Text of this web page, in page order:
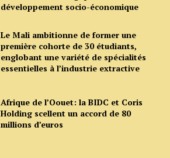
développement socio-économique
Le Mali ambitionne de former une
première cohorte de 30 étudiants,
englobant une variété de spécialités
essentielles à l’industrie extractive
Afrique de l’Oouet: la BIDC et Coris
Holding scellent un accord de 80
millions d’euros